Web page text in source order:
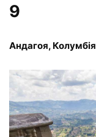
9
Андагоя, Колумбія